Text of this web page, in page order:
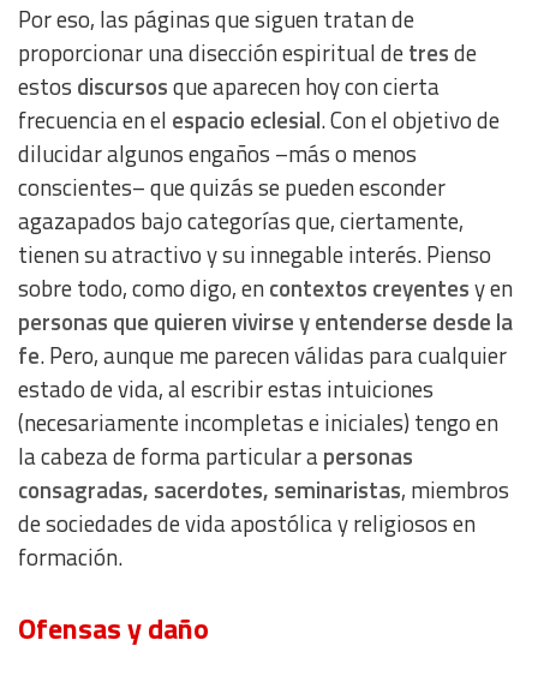
Por eso, las páginas que siguen tratan de
proporcionar una disección espiritual detresde
estos discursosque aparecen hoy con cierta
frecuencia en el espacio eclesial. Con el objetivo de
dilucidar algunos engaños –más o menos
conscientes– que quizás se pueden esconder
agazapados bajo categorías que, ciertamente,
tienen su atractivo y su innegable interés. Pienso
sobre todo, como digo, encontextos creyentesy en
personas que quieren vivirse y entenderse desde la
fe. Pero, aunque me parecen válidas para cualquier
estado de vida, al escribir estas intuiciones
(necesariamente incompletas e iniciales) tengo en
la cabeza de forma particular apersonas
consagradas, sacerdotes, seminaristas, miembros
de sociedades de vida apostólica y religiosos en
formación.
Ofensas y daño